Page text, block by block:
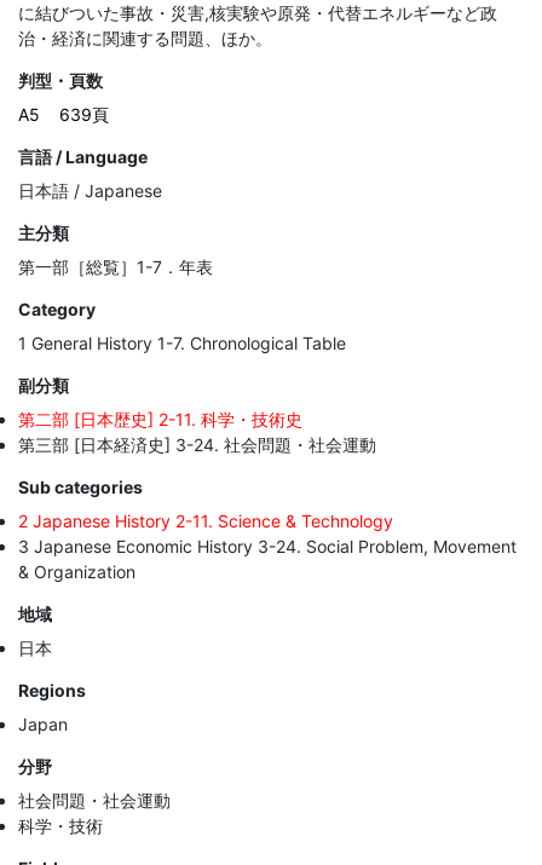
に結びついた事故・災害,核実験や原発・代替エネルギーなど政
治・経済に関連する問題、ほか。
判型・頁数
A5
639頁
言語 / Language
日本語 / Japanese
主分類
第一部［総覧］1-7．年表
Category
1 General History 1-7. Chronological Table
副分類
第二部 [日本歴史] 2-11. 科学・技術史
第三部 [日本経済史] 3-24. 社会問題・社会運動
Sub categories
2 Japanese History 2-11. Science & Technology
3 Japanese Economic History 3-24. Social Problem, Movement
& Organization
地域
日本
Regions
Japan
分野
社会問題・社会運動
科学・技術